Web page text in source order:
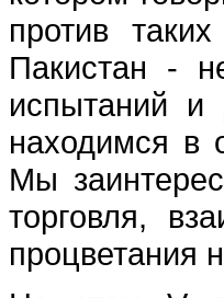
против
Пакистан -
испытаний и
находимся в
Мы
торговля,
процветания